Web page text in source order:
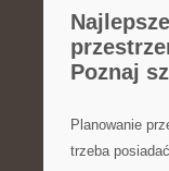
Poznaj
Planowanie
trzeba